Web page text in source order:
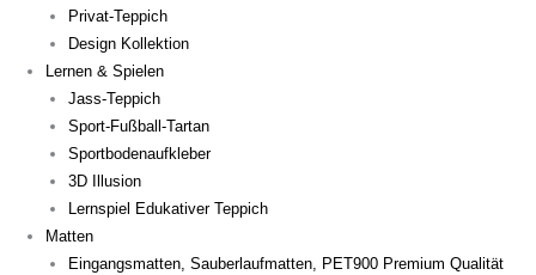
Privat-Teppich
Design Kollektion
Lernen & Spielen
Jass-Teppich
Sport-Fußball-Tartan
Sportbodenaufkleber
3D Illusion
Lernspiel Edukativer Teppich
Matten
Eingangsmatten, Sauberlaufmatten, PET900 Premium Qualität